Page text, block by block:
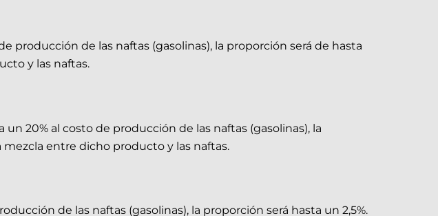
producción de las naftas (gasolinas), la proporción será de hasta
y las naftas.
20% al costo de producción de las naftas (gasolinas), la
entre dicho producto y las naftas.
de las naftas (gasolinas), la proporción será hasta un 2,5%.